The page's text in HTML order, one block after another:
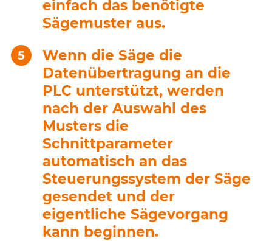
einfach das benötigte
Sägemuster aus.
Wenn die Säge die
Datenübertragung an die
PLC unterstützt, werden
nach der Auswahl des
Musters die
Schnittparameter
automatisch an das
Steuerungssystem der Säge
gesendet und der
eigentliche Sägevorgang
kann beginnen.